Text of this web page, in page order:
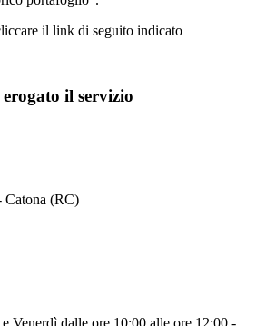
il link di seguito indicato
il servizio
Catona (RC)
Venerdì dalle ore 10:00 alle ore 12:00 -